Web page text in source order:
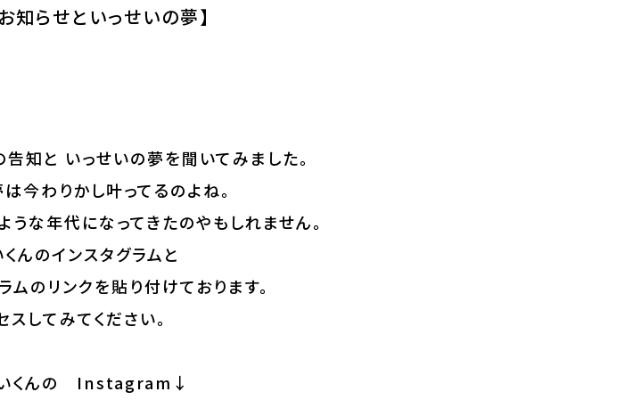
らせといっせいの夢】
知と いっせいの夢を聞いてみました。
今わりかし叶ってるのよね。
な年代になってきたのやもしれません。
んのインスタグラムと
のリンクを貼り付けております。
スしてみてください。
くんの Instagram↓